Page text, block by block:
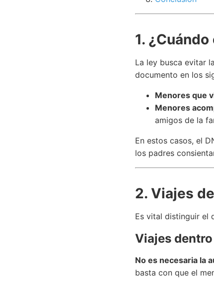
1.
La ley busca evitar
documento en los
Menores que
Menores
amigos de la
En estos casos, el
los padres
2. Viajes
Es vital distinguir el
Viajes
No es necesaria la
basta con que el